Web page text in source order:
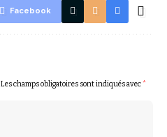
Facebook
Les champs obligatoires sont indiqués avec*